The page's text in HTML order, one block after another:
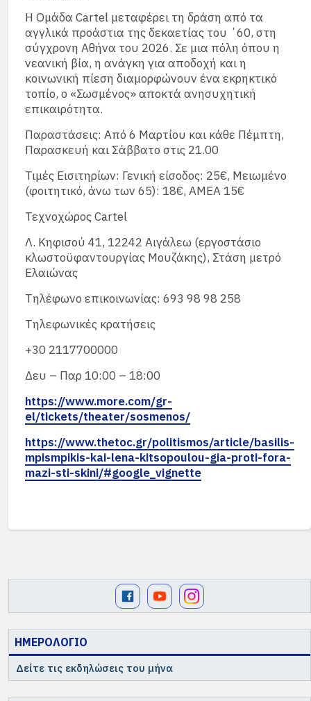
ΗΜΕΡΟΛΟΓΙΟ
Δείτε τις εκδηλώσεις του μήνα
Η Ομάδα Cartel μεταφέρει τη δράση από τα
αγγλικά προάστια της δεκαετίας του ΄60, στη
σύγχρονη Αθήνα του 2026. Σε μια πόλη όπου η
νεανική βία, η ανάγκη για αποδοχή και η
κοινωνική πίεση διαμορφώνουν ένα εκρηκτικό
τοπίο, ο «Σωσμένος» αποκτά ανησυχητική
επικαιρότητα.
Παραστάσεις: Από 6 Μαρτίου και κάθε Πέμπτη,
Παρασκευή και Σάββατο στις 21.00
Τιμές Εισιτηρίων: Γενική είσοδος: 25€, Μειωμένο
(φοιτητικό, άνω των 65): 18€, ΑΜΕΑ 15€
Τεχνοχώρος Cartel
Λ. Κηφισού 41, 12242 Αιγάλεω (εργοστάσιο
κλωστοϋφαντουργίας Μουζάκης), Στάση μετρό
Ελαιώνας
Τηλέφωνο επικοινωνίας: 693 98 98 258
Τηλεφωνικές κρατήσεις
+30 2117700000
Δευ – Παρ 10:00 – 18:00
https://www.more.com/gr-
el/tickets/theater/sosmenos/
https://www.thetoc.gr/politismos/article/basilis-
mpismpikis-kai-lena-kitsopoulou-gia-proti-fora-
mazi-sti-skini/#google_vignette